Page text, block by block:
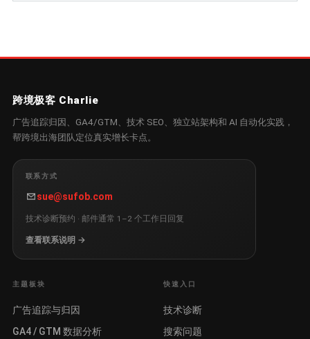
跨境极客 Charlie
广告追踪归因、GA4/GTM、技术 SEO、独立站架构和 AI 自动化实践，
帮跨境出海团队定位真实增长卡点。
联系方式
sue@sufob.com
技术诊断预约 · 邮件通常 1–2 个工作日回复
查看联系说明 →
主题板块
广告追踪与归因
GA4 / GTM 数据分析
快速入口
技术诊断
搜索问题